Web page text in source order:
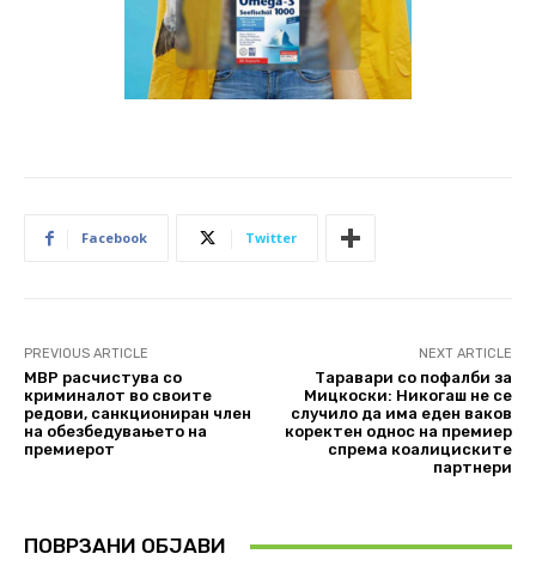
Facebook Twitter
PREVIOUS ARTICLE
МВР расчистува со
криминалот во своите
редови, санкциониран член
на обезбедувањето на
премиерот
NEXT ARTICLE
Таравари со пофалби за
Мицкоски: Никогаш не се
случило да има еден ваков
коректен однос на премиер
спрема коалициските
партнери
ПОВРЗАНИ ОБЈАВИ